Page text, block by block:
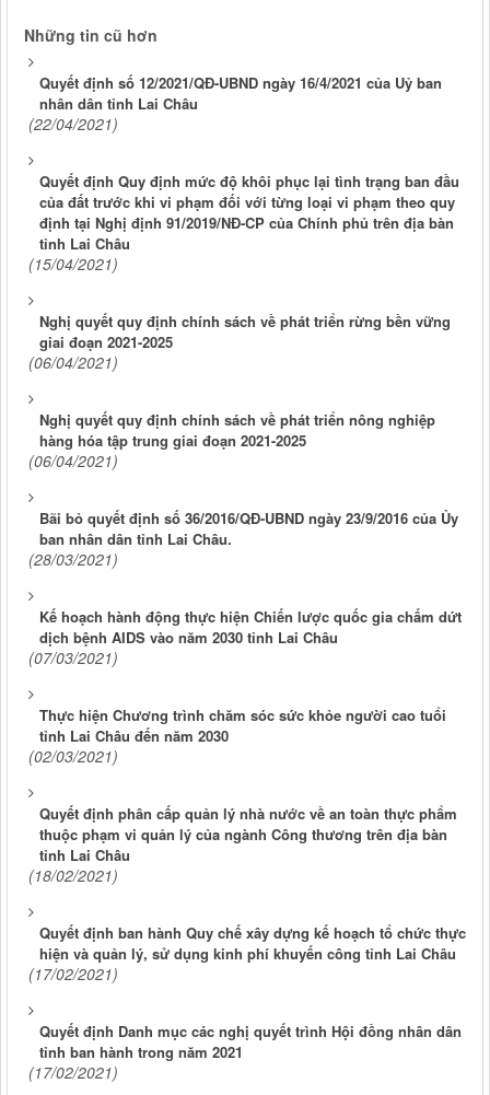
Những tin cũ hơn
Quyết định số 12/2021/QĐ-UBND ngày 16/4/2021 của Uỷ ban
nhân dân tỉnh Lai Châu
(22/04/2021)
Quyết định Quy định mức độ khôi phục lại tình trạng ban đầu
của đất trước khi vi phạm đối với từng loại vi phạm theo quy
định tại Nghị định 91/2019/NĐ-CP của Chính phủ trên địa bàn
tỉnh Lai Châu
(15/04/2021)
Nghị quyết quy định chính sách về phát triển rừng bền vững
giai đoạn 2021-2025
(06/04/2021)
Nghị quyết quy định chính sách về phát triển nông nghiệp
hàng hóa tập trung giai đoạn 2021-2025
(06/04/2021)
Bãi bỏ quyết định số 36/2016/QĐ-UBND ngày 23/9/2016 của Ủy
ban nhân dân tỉnh Lai Châu.
(28/03/2021)
Kế hoạch hành động thực hiện Chiến lược quốc gia chấm dứt
dịch bệnh AIDS vào năm 2030 tỉnh Lai Châu
(07/03/2021)
Thực hiện Chương trình chăm sóc sức khỏe người cao tuổi
tỉnh Lai Châu đến năm 2030
(02/03/2021)
Quyết định phân cấp quản lý nhà nước về an toàn thực phẩm
thuộc phạm vi quản lý của ngành Công thương trên địa bàn
tỉnh Lai Châu
(18/02/2021)
Quyết định ban hành Quy chế xây dựng kế hoạch tổ chức thực
hiện và quản lý, sử dụng kinh phí khuyến công tỉnh Lai Châu
(17/02/2021)
Quyết định Danh mục các nghị quyết trình Hội đồng nhân dân
tỉnh ban hành trong năm 2021
(17/02/2021)